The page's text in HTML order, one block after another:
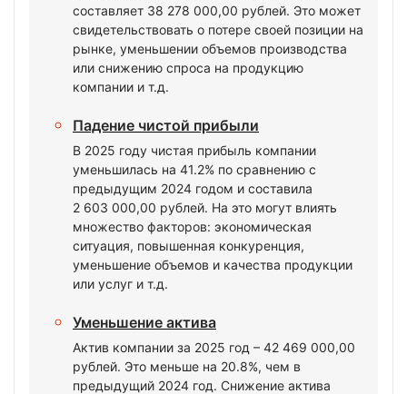
составляет 38 278 000,00 рублей. Это может
свидетельствовать о потере своей позиции на
рынке, уменьшении объемов производства
или снижению спроса на продукцию
компании и т.д.
Падение чистой прибыли
В 2025 году чистая прибыль компании
уменьшилась на 41.2% по сравнению с
предыдущим 2024 годом и составила
2 603 000,00 рублей. На это могут влиять
множество факторов: экономическая
ситуация, повышенная конкуренция,
уменьшение объемов и качества продукции
или услуг и т.д.
Уменьшение актива
Актив компании за 2025 год – 42 469 000,00
рублей. Это меньше на 20.8%, чем в
предыдущий 2024 год. Снижение актива